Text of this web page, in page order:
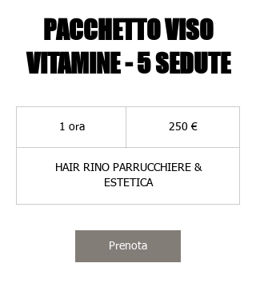
PACCHETTO VISO
VITAMINE - 5 SEDUTE
1 ora1
250 €
HAIR RINO PARRUCCHIERE &
ESTETICA
Prenota